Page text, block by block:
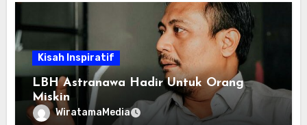
Kisah Inspiratif
LBH Astranawa Hadir Untuk Orang
Miskin
WiratamaMedia